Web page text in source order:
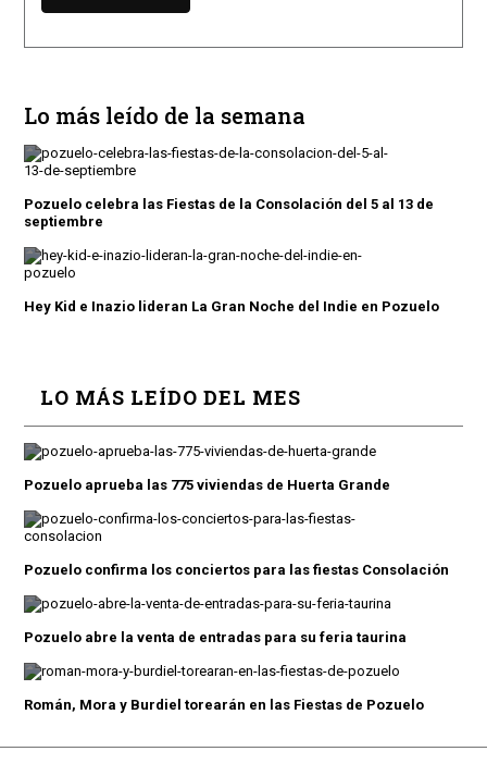
Lo más leído de la semana
Pozuelo celebra las Fiestas de la Consolación del 5 al 13 de
septiembre
Hey Kid e Inazio lideran La Gran Noche del Indie en Pozuelo
LO MÁS LEÍDO DEL MES
Pozuelo aprueba las 775 viviendas de Huerta Grande
Pozuelo confirma los conciertos para las fiestas Consolación
Pozuelo abre la venta de entradas para su feria taurina
Román, Mora y Burdiel torearán en las Fiestas de Pozuelo